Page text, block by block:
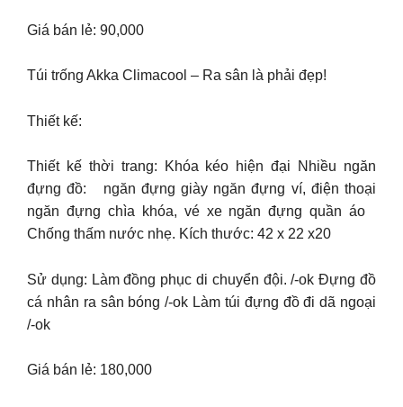
Giá bán lẻ: 90,000
Túi trống Akka Climacool – Ra sân là phải đẹp!
Thiết kế:
Thiết kế thời trang: Khóa kéo hiện đại Nhiều ngăn
đựng đồ: ngăn đựng giày ngăn đựng ví, điện thoại
ngăn đựng chìa khóa, vé xe ngăn đựng quần áo
Chống thấm nước nhẹ. Kích thước: 42 x 22 x20
Sử dụng: Làm đồng phục di chuyển đội. /-ok Đựng đồ
cá nhân ra sân bóng /-ok Làm túi đựng đồ đi dã ngoại
/-ok
Giá bán lẻ: 180,000